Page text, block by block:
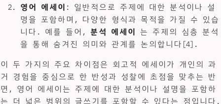
영어 에세이 : 일반적으로 주제에 대한 분석이나 설
명을 포함하며, 다양한 형식과 목적을 가질 수 있습
니다. 예를 들어, 분석 에세이
는 주제의 심층 분석
을 통해 숨겨진 의미와 관계를 논의합니다[4].
이 두 가지의 주요 차이점은 회고적 에세이가 개인의 과
거 경험을 중심으로 한 반성과 성찰에 초점을 맞추는 반
면, 영어 에세이는 주제에 대한 분석이나 설명을 포함하
는 더 넓은 범위의 글쓰기를 포함할 수 있다는 점입니다.